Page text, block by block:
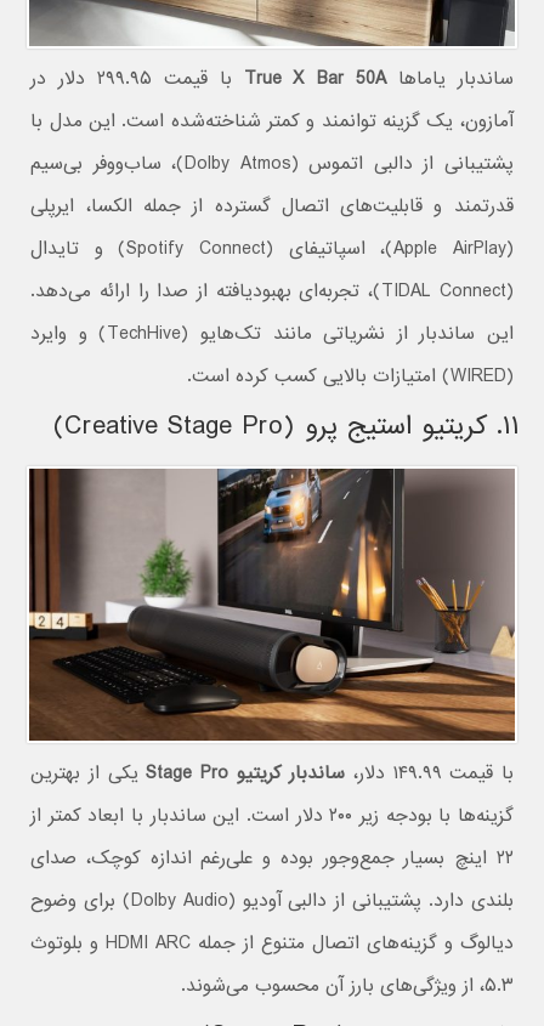
ساندبار یاماهاTrue X Bar 50A
با قیمت ۲۹۹.۹۵ دلار در
آمازون، یک گزینه توانمند و کمتر شناخته‌شده است. این مدل با
پشتیبانی از دالبی اتموس (Dolby Atmos)، ساب‌ووفر بی‌سیم
قدرتمند و قابلیت‌های اتصال گسترده از جمله الکسا، ایرپلی
(Apple AirPlay)، اسپاتیفای (Spotify Connect) و تایدال
(TIDAL Connect)، تجربه‌ای بهبودیافته از صدا را ارائه می‌دهد.
این ساندبار از نشریاتی مانند تک‌هایو (TechHive) و وایرد
(WIRED) امتیازات بالایی کسب کرده است.
۱۱. کریتیو استیج پرو (Creative Stage Pro)
با قیمت ۱۴۹.۹۹ دلار، ساندبار کریتیو Stage Pro
یکی از بهترین
گزینه‌ها با بودجه زیر ۲۰۰ دلار است. این ساندبار با ابعاد کمتر از
۲۲ اینچ بسیار جمع‌وجور بوده و علی‌رغم اندازه کوچک، صدای
بلندی دارد. پشتیبانی از دالبی آودیو (Dolby Audio) برای وضوح
دیالوگ و گزینه‌های اتصال متنوع از جمله HDMI ARC و بلوتوث
۵.۳، از ویژگی‌های بارز آن محسوب می‌شوند.